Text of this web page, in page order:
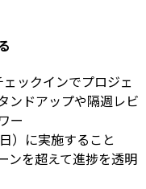
ックインでプロジェ
ンドアップや隔週レビ
ー
）に実施すること
ンを超えて進捗を透明